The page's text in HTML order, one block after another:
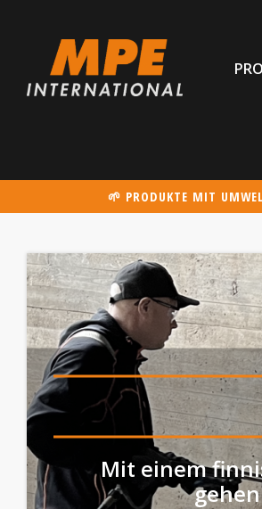
🌱 PRODUKTE MIT
Mit einem